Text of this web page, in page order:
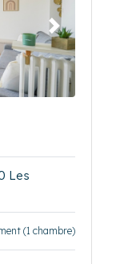
Suivant
Les
(1 chambre)